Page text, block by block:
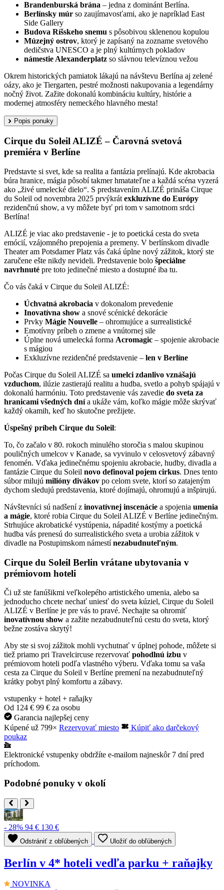
Brandenburská brána – jedna z dominánt Berlína.
Berlínsky múr so zaujímavosťami, ako je napríklad East
Side Gallery
Budova Ríšskeho snemu s pôsobivou sklenenou kopulou
Múzejný ostrov, ktorý je zapísaný na zozname svetového
dedičstva UNESCO a je plný kultúrnych pokladov
námestie Alexanderplatz so slávnou televíznou vežou
Okrem historických pamiatok lákajú na návštevu Berlína aj zelené
oázy, ako je Tiergarten, pestré možnosti nakupovania a legendárny
nočný život. Zažite dokonalú kombináciu kultúry, histórie a
modernej atmosféry nemeckého hlavného mesta!
Popis ponuky
Cirque du Soleil ALIZÉ – Čarovná svetová
premiéra v Berlíne
Predstavte si svet, kde sa realita a fantázia prelínajú. Kde akrobacia
búra hranice, mágia pôsobí takmer hmatateľne a každá scéna vyzerá
ako „živé umelecké dielo“. S predstavením ALIZÉ prináša Cirque
du Soleil od novembra 2025 prvýkrát exkluzívne do Európy
rezidenčnú show, a vy môžete byť pri tom v samotnom srdci
Berlína!
ALIZÉ je viac ako predstavenie - je to poetická cesta do sveta
emócií, vzájomného prepojenia a premeny. V berlínskom divadle
Theater am Potsdamer Platz vás čaká úplne nový zážitok, ktorý ste
zaručene ešte nikdy nevideli. Predstavenie bolo špeciálne
navrhnuté pre toto jedinečné miesto a dostupné iba tu.
Čo vás čaká v Cirque du Soleil ALIZÉ:
Úchvatná akrobacia v dokonalom prevedenie
Inovatívna show a snové scénické dekorácie
Prvky Mágie Nouvelle – ohromujúce a surrealistické
Emotívny príbeh o zmene a vnútornej sile
Úplne nová umelecká forma Acromagic – spojenie akrobacie
s mágiou
Exkluzívne rezidenčné predstavenie – len v Berlíne
Počas Cirque du Soleil ALIZÉ sa umelci zdanlivo vznášajú
vzduchom, ilúzie zastierajú realitu a hudba, svetlo a pohyb spájajú v
dokonalú harmóniu. Toto predstavenie vás zavedie do sveta za
hranicami všedných dnía ukáže vám, koľko mágie môže skrývať
každý okamih, keď ho skutočne prežijete.
Úspešný príbeh Cirque du Soleil:
To, čo začalo v 80. rokoch minulého storočia s malou skupinou
pouličných umelcov v Kanade, sa vyvinulo v celosvetový zábavný
fenomén. Vďaka jedinečnému spojeniu akrobacie, hudby, divadla a
fantázie Cirque du Soleil novo definoval pojem cirkus. Dnes tento
súbor milujú milióny divákov po celom svete, ktorí so zatajeným
dychom sledujú predstavenia, ktoré dojímajú, ohromujú a inšpirujú.
Návštevníci sú nadšení z inovatívnej inscenácie a spojenia umenia
a mágie, ktoré robia Cirque du Soleil ALIZÉ v Berlíne jedinečným.
Strhujúce akrobatické vystúpenia, nápadité kostýmy a poetická
hudba vás prenesú do surrealistického sveta a urobia zážitok v
divadle na Postupimskom námestínezabudnuteľným.
Cirque du Soleil Berlin vrátane ubytovania v
prémiovom hoteli
Či už ste fanúšikmi veľkolepého artistického umenia, alebo sa
jednoducho chcete nechať uniesť do sveta kúziel, Cirque du Soleil
ALIZÉ v Berlíne je pre vás to pravé. Nechajte sa ohromiť
inovatívnou show a zažite nezabudnuteľnú cestu do sveta, ktorý
bežne zostáva skrytý!
Aby ste si svoj zážitok mohli vychutnať v úplnej pohode, môžete si
tiež priamo pri Travelcircuse rezervovať pohodlnú izbu v
prémiovom hoteli podľa vlastného výberu. Vďaka tomu sa vaša
cesta za Cirque du Soleil v Berlíne premení na nezabudnuteľný
krátky pobyt plný komfortu a zábavy.
vstupenky + hotel + raňajky
Od 124 € 99 € za osobu
Garancia najlepšej ceny
Kúpené už 799× Rezervovať miesto
Kúpiť ako darčekový
poukaz
Elektronické vstupenky obdržíte e-mailom najneskôr 7 dní pred
príchodom.
Podobné ponuky v okolí
- 28% 94 € 130 €
Odstrániť z obľúbených Uložiť do obľúbených
Berlín v 4* hoteli vedľa parku + raňajky
NOVINKA